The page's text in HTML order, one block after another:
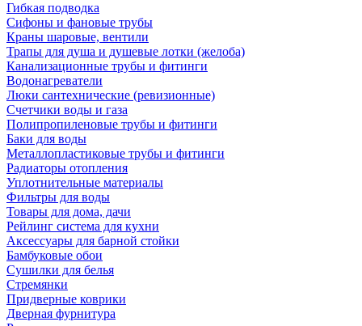
Гибкая подводка
Сифоны и фановые трубы
Краны шаровые, вентили
Трапы для душа и душевые лотки (желоба)
Канализационные трубы и фитинги
Водонагреватели
Люки сантехнические (ревизионные)
Счетчики воды и газа
Полипропиленовые трубы и фитинги
Баки для воды
Металлопластиковые трубы и фитинги
Радиаторы отопления
Уплотнительные материалы
Фильтры для воды
Товары для дома, дачи
Рейлинг система для кухни
Аксессуары для барной стойки
Бамбуковые обои
Сушилки для белья
Стремянки
Придверные коврики
Дверная фурнитура